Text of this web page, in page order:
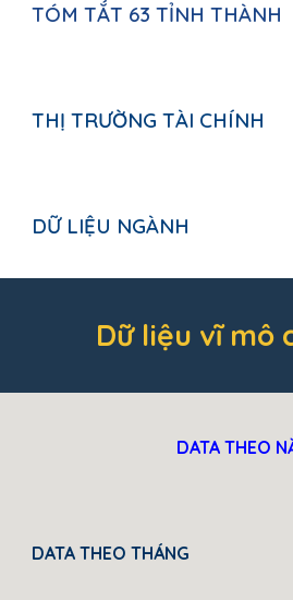
TÓM TẮT 63 TỈNH THÀNH
THỊ TRƯỜNG TÀI CHÍNH
DỮ LIỆU NGÀNH
Dữ liệu vĩ mô
DATA THEO
DATA THEO THÁNG